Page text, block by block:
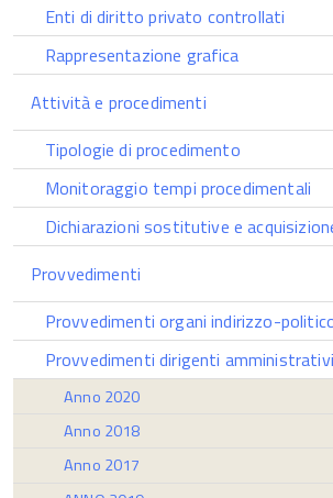
Enti di diritto privato controllati
Rappresentazione grafica
Attività e procedimenti
Tipologie di procedimento
Monitoraggio tempi procedimentali
Dichiarazioni sostitutive e
Provvedimenti
Provvedimenti organi indirizzo-
Provvedimenti dirigenti amministrativi
Anno 2020
Anno 2018
Anno 2017